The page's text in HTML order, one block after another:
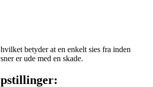
betyder at en enkelt sies fra inden
er ude med en skade.